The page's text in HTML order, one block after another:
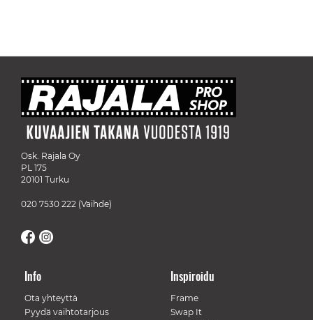
Osk. Rajala Oy
PL 175
20101 Turku
020 7530 222 (Vaihde)
Info
Ota yhteyttä
Pyydä vaihtotarjous
Inspiroidu
Frame
Swap It